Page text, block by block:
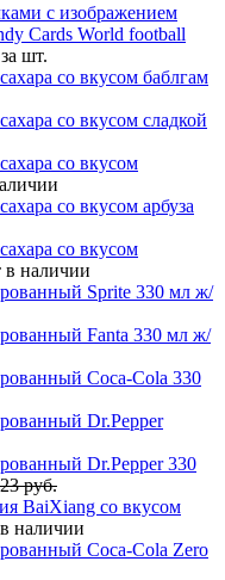
с изображением
Cards World football
шт.
со вкусом баблгам
со вкусом сладкой
со вкусом
со вкусом арбуза
со вкусом
в наличии
Sprite 330 мл ж/
Fanta 330 мл ж/
Coca-Cola 330
Dr.Pepper
Dr.Pepper 330
руб.
BaiXiang со вкусом
наличии
Coca-Cola Zero